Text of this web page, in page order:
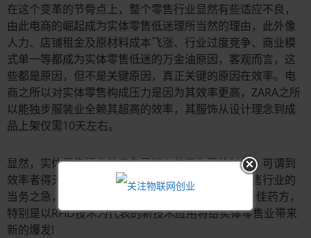
在这个变革的节骨点上，整个零售行业显然有些适应不良，
由此电商的崛起成为实体零售低迷理所当然的理由，此外像
人力、店铺租金及原材料成本飞涨、行业过度竞争、商业模
式单一等都成为实体零售低迷的万金油原因，客观而言，这
些都是原因，但不是关键原因，真正关键的原因在效率。电
商之所以对实体零售构成压力是因为其效率更高，ZARA之所
以能独步服装业全赖其超高的效率，其服饰从设计理念到成
品上架仅需10天左右。
显然，实体零售行业的竞争已进入效率为王的时代，可谓到
效率者得天下，而如何提升效率已成为当下实体零售行业的
当务之急，如何提升?智能化、信息化及自动化乃最佳药方，
特别是以RFID技术为代表的新技术应用将给实体零售业带来
新的爆发!